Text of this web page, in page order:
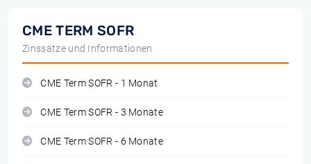
CME TERM SOFR
Zinssätze und Informationen
CME Term SOFR - 1 Monat
CME Term SOFR - 3 Monate
CME Term SOFR - 6 Monate